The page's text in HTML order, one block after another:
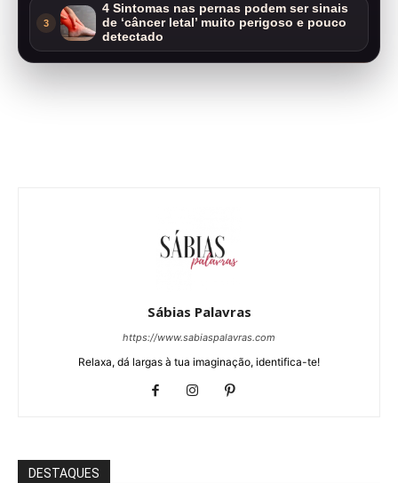
3
4 Sintomas nas pernas podem ser sinais
de ‘câncer letal’ muito perigoso e pouco
detectado
Sábias Palavras
https://www.sabiaspalavras.com
Relaxa, dá largas à tua imaginação, identifica-te!
DESTAQUES